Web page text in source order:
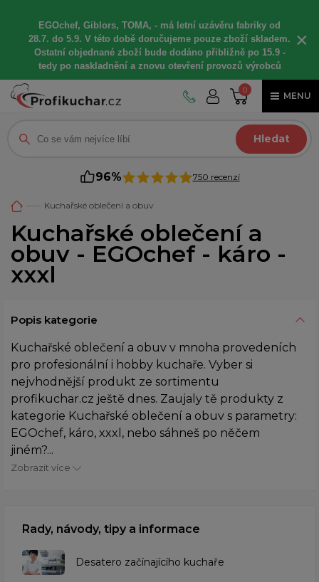
EGOchef, Giblors, TOMA, - má letní uzávěru fabriky od
28.7. do 5.9. V této době doručujeme pouze zboží skladem.
Ostatní objednané zboží bude dodáno přibližně po 15.9 -
tedy po naskladnění a znovu otevření provozů výrobců
×
0
MENU
Hledat
96% 750 recenzí
Kuchařské oblečení a obuv
Kuchařské oblečení a
obuv - EGOchef - káro -
xxxl
Popis kategorie
Kuchařské oblečení a obuv v mnoha provedeních
pro profesionální i hobby kuchaře. Vyber si
nejvhodnější produkt ze sortimentu
profikuchar.cz ještě dnes. Zaujaly tě produkty z
kategorie Kuchařské oblečení a obuv s parametry:
EGOchef, káro, xxxl, nebo sáhneš po něčem
jiném?...
Zobrazit více
Rady, návody, tipy a informace
Desatero začínajícího kuchaře